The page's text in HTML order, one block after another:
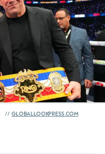
GLOBALLOOKPRESS.COM